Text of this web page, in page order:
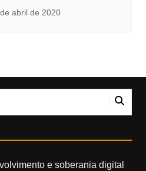
abril de 2020
e soberania digital